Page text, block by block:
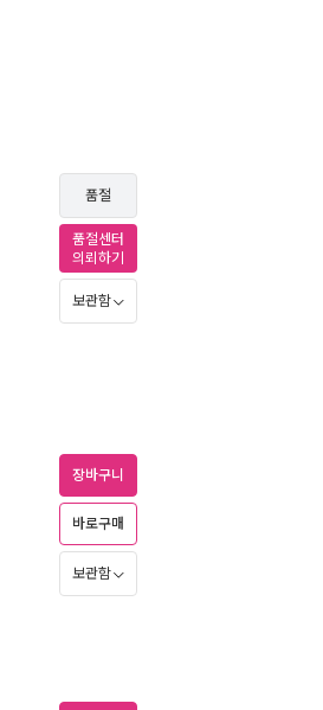
품절
품절센터
의뢰하기
보관함
장바구니
바로구매
보관함